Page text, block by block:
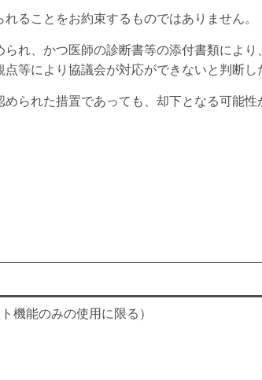
ることをお約束するものではありません。
れ、かつ医師の診断書等の添付書類によ
等により協議会が対応ができないと判断し
られた措置であっても、却下となる可能性
機能のみの使用に限る）